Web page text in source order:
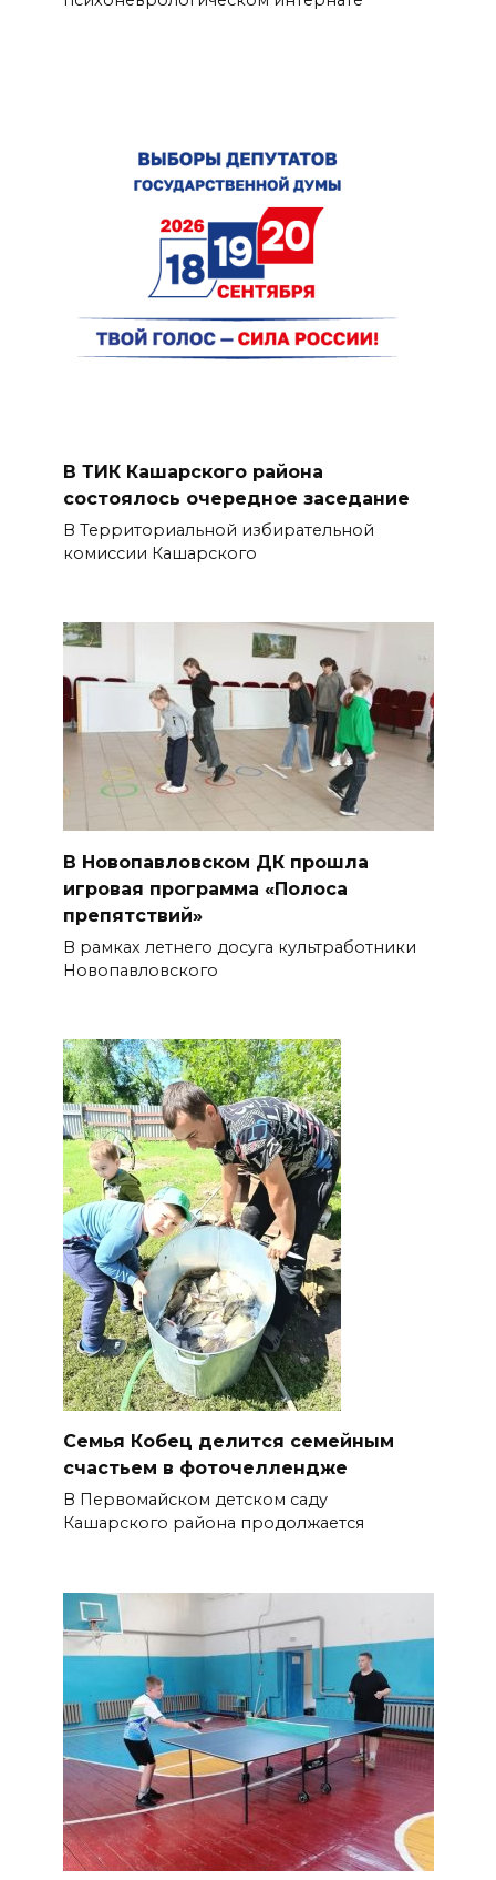
В ТИК Кашарского района
состоялось очередное заседание
В Территориальной избирательной
комиссии Кашарского
В Новопавловском ДК прошла
игровая программа «Полоса
препятствий»
В рамках летнего досуга культработники
Новопавловского
Семья Кобец делится семейным
счастьем в фоточеллендже
В Первомайском детском саду
Кашарского района продолжается